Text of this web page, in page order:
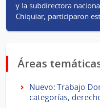
y la subdirectora
Chiquiar, participaron
Áreas
Nuevo: Trabajo
categorías,